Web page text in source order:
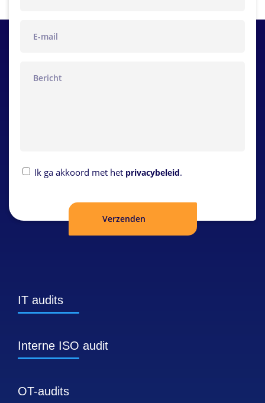
Privacybeleid
Ik ga akkoord met het privacybeleid.
IT audits
Interne ISO audit
OT-audits